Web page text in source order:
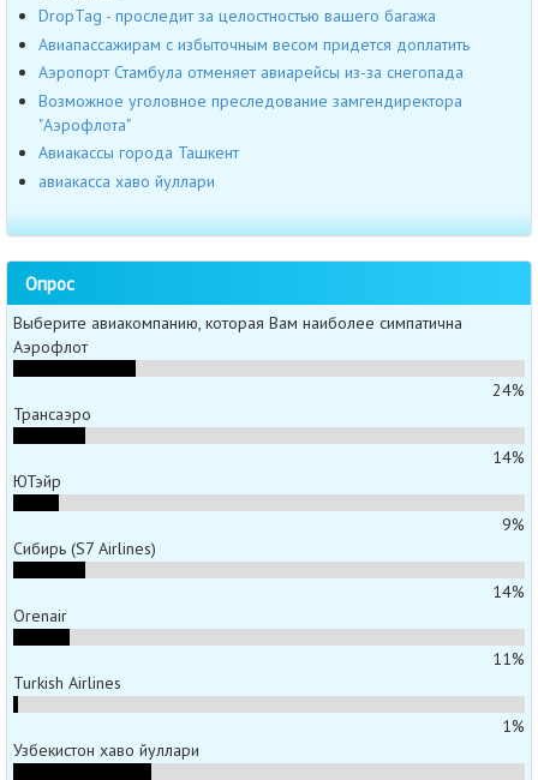
DropTag - проследит за целостностью вашего багажа
Авиапассажирам с избыточным весом придется доплатить
Аэропорт Стамбула отменяет авиарейсы из-за снегопада
Возможное уголовное преследование замгендиректора
"Аэрофлота"
Авиакассы города Ташкент
авиакасса хаво йуллари
Опрос
Выберите авиакомпанию, которая Вам наиболее симпатична
Аэрофлот
24%
Трансаэро
14%
ЮТэйр
9%
Сибирь (S7 Airlines)
14%
Orenair
11%
Turkish Airlines
1%
Узбекистон хаво йуллари